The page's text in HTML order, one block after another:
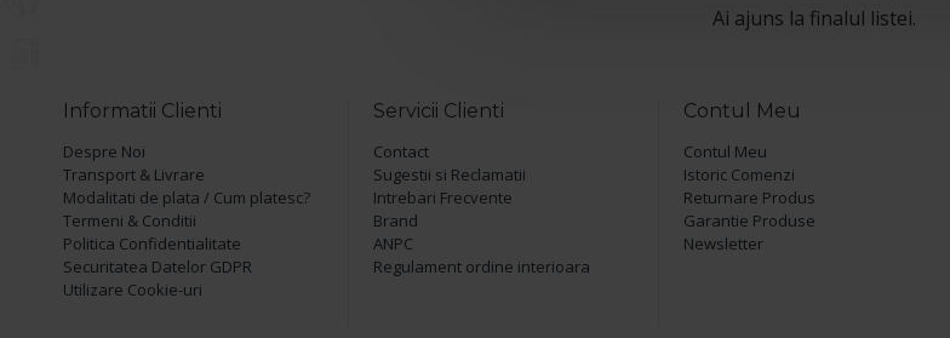
Ai ajuns la finalul listei.
Informatii Clienti
Despre Noi
Transport & Livrare
Modalitati de plata / Cum platesc?
Termeni & Conditii
Politica Confidentialitate
Securitatea Datelor GDPR
Utilizare Cookie-uri
Servicii Clienti
Contact
Sugestii si Reclamatii
Intrebari Frecvente
Brand
ANPC
Regulament ordine interioara
Contul Meu
Contul Meu
Istoric Comenzi
Returnare Produs
Garantie Produse
Newsletter